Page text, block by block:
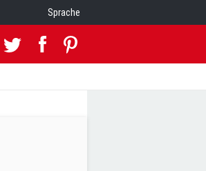
Sprache